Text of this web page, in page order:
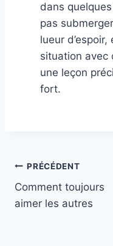
dans
pas
lueur
situation avec
une leçon
fort.
Navigation
de
PRÉCÉDENT
Comment toujours
aimer les autres